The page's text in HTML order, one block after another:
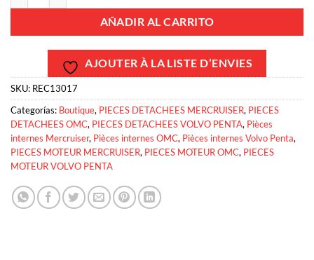
AÑADIR AL CARRITO
AJOUTER À LA LISTE D’ENVIES
SKU: REC13017
Categorías: Boutique, PIECES DETACHEES MERCRUISER, PIECES
DETACHEES OMC, PIECES DETACHEES VOLVO PENTA, Pièces
internes Mercruiser, Pièces internes OMC, Pièces internes Volvo Penta,
PIECES MOTEUR MERCRUISER, PIECES MOTEUR OMC, PIECES
MOTEUR VOLVO PENTA